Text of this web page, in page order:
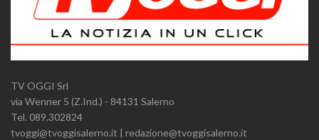
TV OGGI Srl
via Wenner 5 (Z.Ind.) - 84131 Salerno
Tel. 089.302824
tvoggi@tvoggisalerno.it | redazione@tvoggisalerno.it